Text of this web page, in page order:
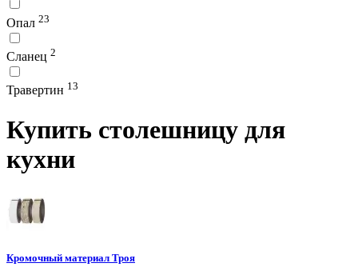
Опал 23
Сланец 2
Травертин 13
Купить столешницу для
кухни
Кромочный материал Троя